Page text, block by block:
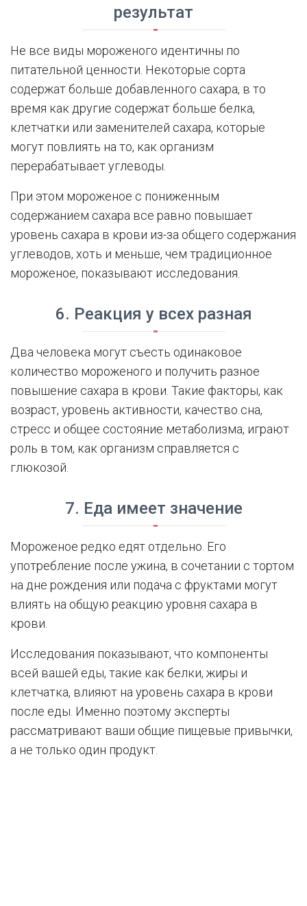
результат
Не все виды мороженого идентичны по
питательной ценности. Некоторые сорта
содержат больше добавленного сахара, в то
время как другие содержат больше белка,
клетчатки или заменителей сахара, которые
могут повлиять на то, как организм
перерабатывает углеводы.
При этом мороженое с пониженным
содержанием сахара все равно повышает
уровень сахара в крови из-за общего содержания
углеводов, хоть и меньше, чем традиционное
мороженое, показывают исследования.
6. Реакция у всех разная
Два человека могут съесть одинаковое
количество мороженого и получить разное
повышение сахара в крови. Такие факторы, как
возраст, уровень активности, качество сна,
стресс и общее состояние метаболизма, играют
роль в том, как организм справляется с
глюкозой.
7. Еда имеет значение
Мороженое редко едят отдельно. Его
употребление после ужина, в сочетании с тортом
на дне рождения или подача с фруктами могут
влиять на общую реакцию уровня сахара в
крови.
Исследования показывают, что компоненты
всей вашей еды, такие как белки, жиры и
клетчатка, влияют на уровень сахара в крови
после еды. Именно поэтому эксперты
рассматривают ваши общие пищевые привычки,
а не только один продукт.